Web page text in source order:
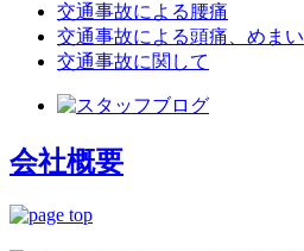
交通事故による腰痛
交通事故による頭痛、めまい
交通事故に関して
会社概要